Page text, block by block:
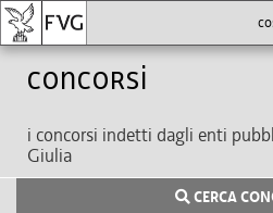
Concorsi
i concorsi indetti dagli enti
Giulia
CERCA